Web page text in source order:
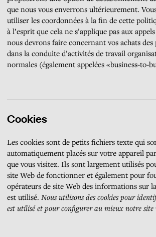
que nous vous enverrons ultérieurement.
utiliser les coordonnées à la fin de cette
à l’esprit que cela ne s’applique pas aux
nous devrons faire concernant vos achats
dans la conduite d’activités de travail
normales (également appelées «business-to-
Cookies
Les cookies sont de petits fichiers texte qui
automatiquement placés sur votre appareil
que vous visitez. Ils sont largement utilisés
site Web de fonctionner et également pour
opérateurs de site Web des informations sur
est utilisé. Nous utilisons des cookies pour
est utilisé et pour configurer au mieux notre site